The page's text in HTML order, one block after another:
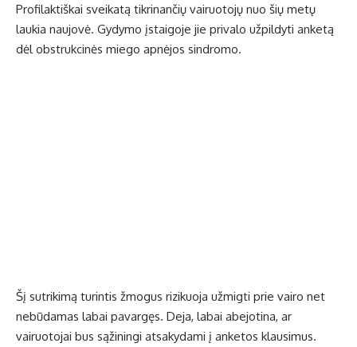
Profilaktiškai sveikatą tikrinančių vairuotojų nuo šių metų
laukia naujovė. Gydymo įstaigoje jie privalo užpildyti anketą
dėl obstrukcinės miego apnėjos sindromo.
Šį sutrikimą turintis žmogus rizikuoja užmigti prie vairo net
nebūdamas labai pavargęs. Deja, labai abejotina, ar
vairuotojai bus sąžiningi atsakydami į anketos klausimus.